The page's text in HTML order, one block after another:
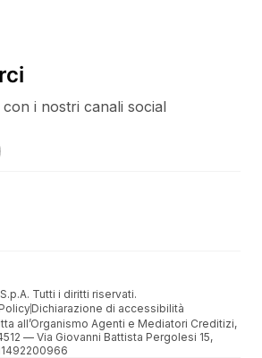
i nostri canali social
Tutti i diritti riservati.
Dichiarazione di accessibilità
all’Organismo Agenti e Mediatori Creditizi,
–– Via Giovanni Battista Pergolesi 15,